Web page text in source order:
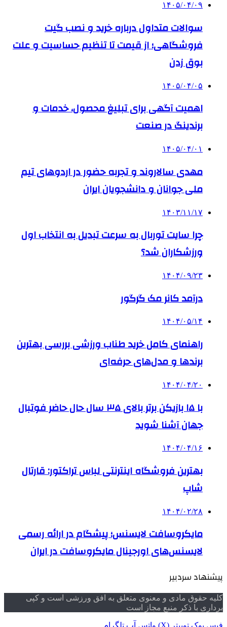
۱۴۰۵/۰۴/۰۹
سوالات متداول درباره خرید و نصب گیت
فروشگاهی؛ از قیمت تا تنظیم حساسیت و علت
بوق زدن
۱۴۰۵/۰۴/۰۵
اهمیت آگهی برای تبلیغ محصول، خدمات و
برندینگ در صنعت
۱۴۰۵/۰۴/۰۱
مهدی سالاروند و تجربه حضور در اردوهای تیم
ملی جوانان و دانشجویان ایران
۱۴۰۳/۱۱/۱۷
چرا سایت توربال به ‌سرعت تبدیل به انتخاب اول
ورزشکاران شد؟
۱۴۰۴/۰۹/۲۳
درآمد کانر مک گرگور
۱۴۰۴/۰۵/۱۴
راهنمای کامل خرید طناب ورزشی بررسی بهترین
برندها و مدل‌های حرفه‌ای
۱۴۰۴/۰۴/۲۰
با ۱۵ بازیکن برتر بالای ۳۵ سال حال حاضر فوتبال
جهان آشنا شوید
۱۴۰۴/۰۴/۱۶
بهترین فروشگاه اینترنتی لباس تراکتور: قارتال
شاپ
۱۴۰۴/۰۲/۲۸
مایکروسافت لایسنس؛ پیشگام در ارائه رسمی
لایسنس‌های اورجینال مایکروسافت در ایران
پیشنهاد سردبیر
کلیه حقوق مادی و معنوی متعلق به افق ورزشی است و کپی
برداری با ذکر منبع مجاز است